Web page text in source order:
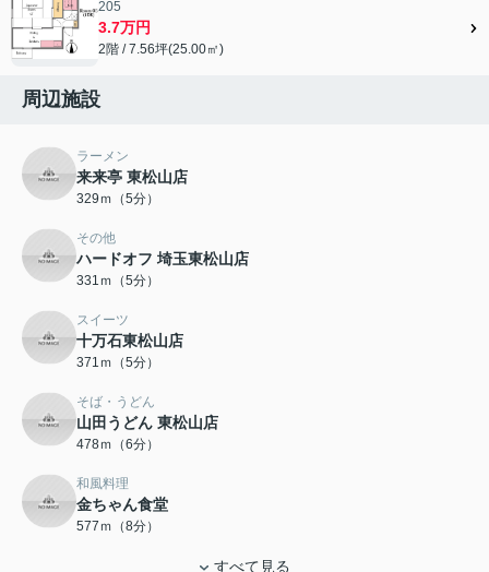
205
3.7万円
2階 / 7.56坪(25.00㎡)
周辺施設
ラーメン
来来亭 東松山店
329ｍ（5分）
その他
ハードオフ 埼玉東松山店
331ｍ（5分）
スイーツ
十万石東松山店
371ｍ（5分）
そば・うどん
山田うどん 東松山店
478ｍ（6分）
和風料理
金ちゃん食堂
577ｍ（8分）
すべて見る